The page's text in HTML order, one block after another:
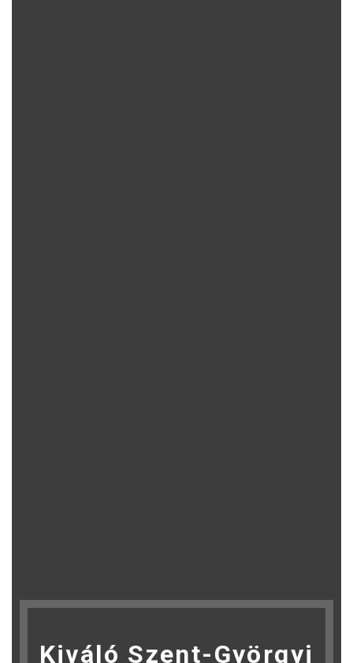
Kiváló Szent-Györgyi